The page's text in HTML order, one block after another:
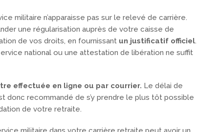
militaire n’apparaisse pas sur le relevé de carrière.
une régularisation auprès de votre caisse de
de vos droits, en fournissant un justificatif officiel.
national ou une attestation de libération ne suffit
effectuée en ligne ou par courrier. Le délai de
donc recommandé de s’y prendre le plus tôt possible
de votre retraite.